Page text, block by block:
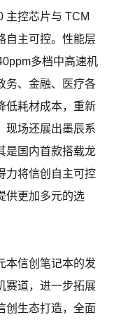
主控芯片与 TCM
自主可控。性能层
多档中高速机
务、金融、医疗各
低耗材成本，重新
现场还展出墨辰系
是国内首款搭载龙
力将信创自主可控
供更加多元的选
本信创笔记本的发
赛道，进一步拓展
创生态打造，全面